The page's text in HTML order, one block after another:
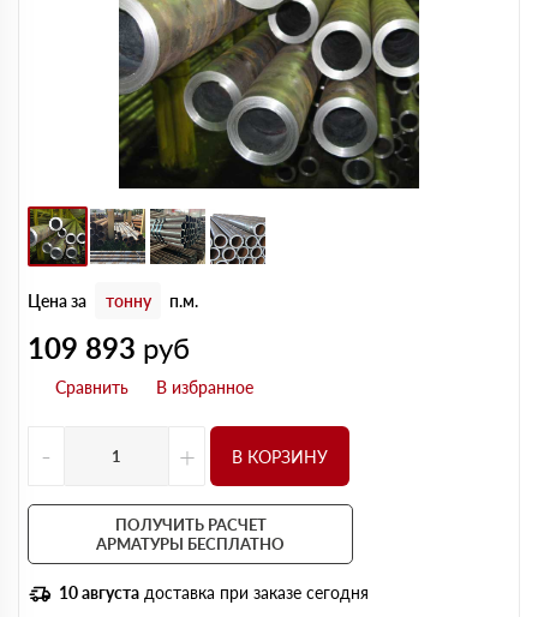
Цена за тонну п.м.
109 893 руб
- + В КОРЗИНУ
ПОЛУЧИТЬ РАСЧЕТ
АРМАТУРЫ БЕСПЛАТНО
10 августа доставка при заказе сегодня